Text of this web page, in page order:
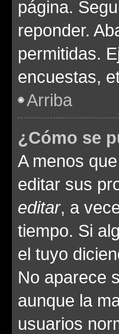
página.
reponder.
permitidas.
encuestas,
Arriba
¿Cómo se
A menos
editar sus
editar, a
tiempo. Si
el tuyo
No aparece
aunque la
usuarios